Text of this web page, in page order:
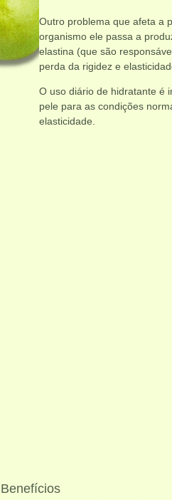
Outro problema que afeta a
organismo ele passa a
elastina (que são
perda da rigidez e
O uso diário de hidratante é
pele para as condições
elasticidade.
Benefícios